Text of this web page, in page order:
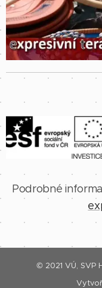
Podrobné
© 2021 VÚ, SVP